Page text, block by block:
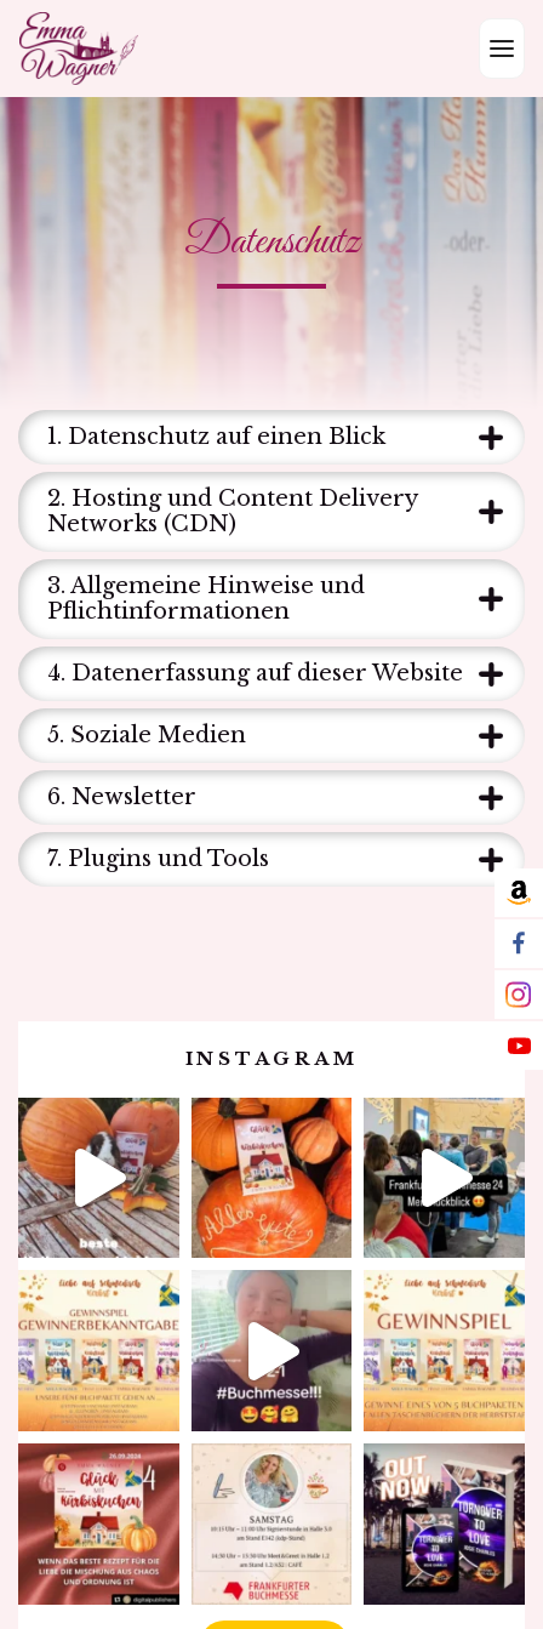
Skip to content
Datenschutz
Datenschutz
1. Datenschutz auf einen Blick
2. Hosting und Content Delivery
Networks (CDN)
3. Allgemeine Hinweise und
Pflichtinformationen
4. Datenerfassung auf dieser Website
5. Soziale Medien
6. Newsletter
7. Plugins und Tools
INSTAGRAM
Bitte bestätige in der soeben an dich gesendeten E-Mail noch
die Anmeldung zu Emma Wagners Herzpost. Solltest du keine
Spam-Ordner nach!
Schließen